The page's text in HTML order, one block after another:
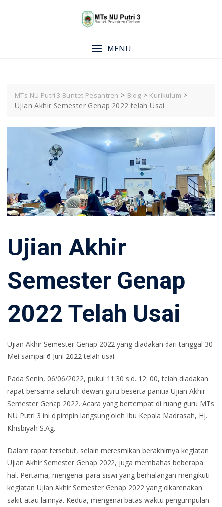
MENU
MTs NU Putri 3 Buntet Pesantren > Blog > Kurikulum >
Ujian Akhir Semester Genap 2022 telah Usai
Ujian Akhir
Semester Genap
2022 Telah Usai
Ujian Akhir Semester Genap 2022 yang diadakan dari tanggal 30
Mei sampai 6 Juni 2022 telah usai.
Pada Senin, 06/06/2022, pukul 11:30 s.d. 12: 00, telah diadakan
rapat bersama seluruh dewan guru beserta panitia Ujian Akhir
Semester Genap 2022. Acara yang bertempat di ruang guru MTs
NU Putri 3 ini dipimpin langsung oleh Ibu Kepala Madrasah, Hj.
Khisbiyah S.Ag.
Dalam rapat tersebut, selain meresmikan berakhirnya kegiatan
Ujian Akhir Semester Genap 2022, juga membahas beberapa
hal. Pertama, mengenai para siswi yang berhalangan mengikuti
kegiatan Ujian Akhir Semester Genap 2022 yang dikarenakan
sakit atau lainnya. Kedua, mengenai batas waktu pengumpulan